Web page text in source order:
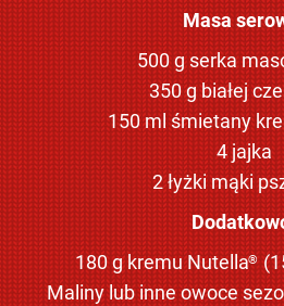
Masa
500 g serka
350 g białej
150 ml śmietany
4 jajka
2 łyżki mąki
180 g kremu Nutella®
Maliny lub inne owoce